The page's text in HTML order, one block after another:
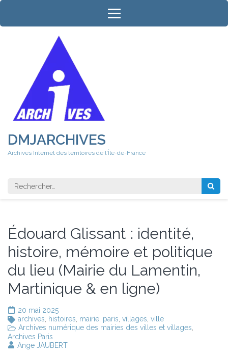
Aller
contenu
DMJARCHIVES
Archives Internet des territoires de l'Île-de-France
Rechercher
Édouard Glissant : identité,
histoire, mémoire et politique
du lieu (Mairie du Lamentin,
Martinique & en ligne)
20 mai 2025
archives
histoires mairie paris villages ville
Archives numérique des mairies des villes et villages
Archives Paris
Ange JAUBERT